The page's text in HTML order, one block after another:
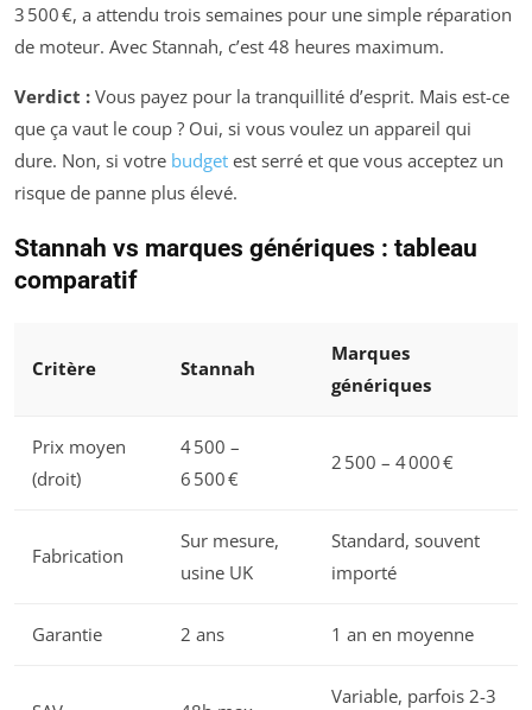
3 500 €, a attendu trois semaines pour une simple réparation
de moteur. Avec Stannah, c’est 48 heures maximum.
Verdict : Vous payez pour la tranquillité d’esprit. Mais est-ce
que ça vaut le coup ? Oui, si vous voulez un appareil qui
dure. Non, si votre budget est serré et que vous acceptez un
risque de panne plus élevé.
Stannah vs marques génériques : tableau
comparatif
Critère Stannah
Marques
génériques
Prix moyen
(droit)
4 500 –
6 500 €
2 500 – 4 000 €
Fabrication
Sur mesure,
usine UK
Standard, souvent
importé
Garantie 2 ans 1 an en moyenne
Variable, parfois 2-3